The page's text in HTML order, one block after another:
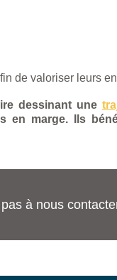
de valoriser leurs
dessinant une
en marge. Ils
à nous